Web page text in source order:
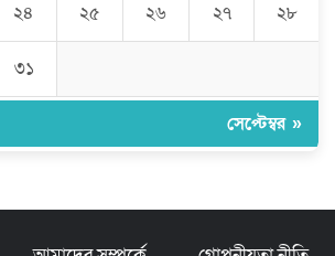
ফেন্সিডিল ও ৩২ হাজার টাকা উদ্ধার, আটক ১
মাদকবিরোধী ক্যাম্পেইন
২৪ ২৫ ২৬ ২৭ ২৮
৩১
সেপ্টেম্বর »